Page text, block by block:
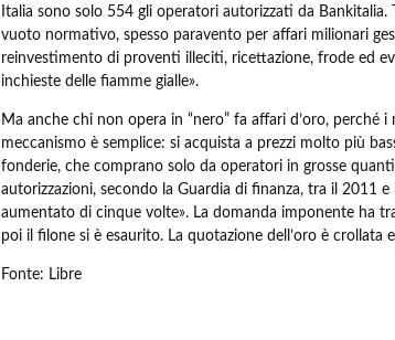
Italia sono solo 554 gli operatori autorizzati da
vuoto normativo, spesso paravento per affari milionari
reinvestimento di proventi illeciti, ricettazione, frode ed
inchieste delle fiamme gialle».
Ma anche chi non opera in “nero” fa affari d’oro, perché i
meccanismo è semplice: si acquista a prezzi molto più
fonderie, che comprano solo da operatori in grosse
autorizzazioni, secondo la Guardia di finanza, tra il 2011
aumentato di cinque volte». La domanda imponente ha
poi il filone si è esaurito. La quotazione dell’oro è
Fonte: Libre